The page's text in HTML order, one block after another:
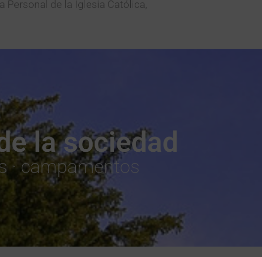
Personal de la Iglesia Católica,
la sociedad
· campamentos